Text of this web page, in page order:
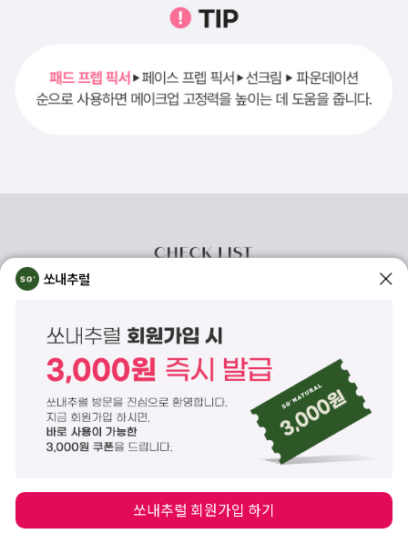
쏘내추럴
쏘내추럴 회원가입 하기